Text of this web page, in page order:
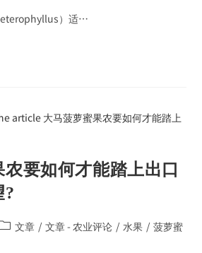
）适…
要如何才能踏上出口
?
文章 / 文章 - 农业评论 / 水果 / 菠萝蜜